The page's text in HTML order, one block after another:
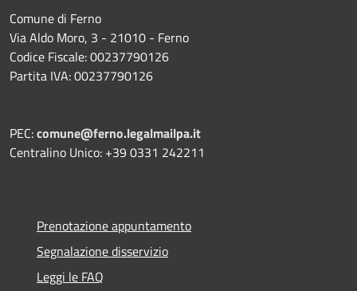
Comune di Ferno
Via Aldo Moro, 3 - 21010 - Ferno
Codice Fiscale: 00237790126
Partita IVA: 00237790126
PEC:comune@ferno.legalmailpa.it
Centralino Unico: +39 0331 242211
Prenotazione appuntamento
Segnalazione disservizio
Leggi le FAQ